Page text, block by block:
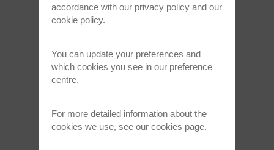
Nov 28, 2023
accordance with our privacy policy and our
cookie policy.
You can update your preferences and
which cookies you see in our preference
centre.
For more detailed information about the
cookies we use, see our cookies page.